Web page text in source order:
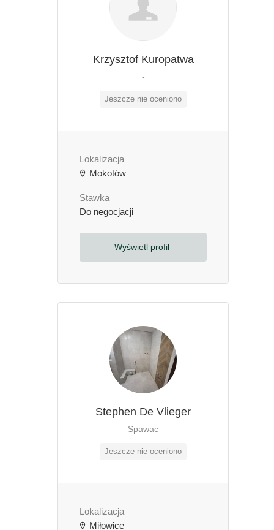
Krzysztof Kuropatwa
-
Jeszcze nie oceniono
Lokalizacja
Mokotów
Stawka
Do negocjacji
Wyświetl profil
Stephen De Vlieger
Spawac
Jeszcze nie oceniono
Lokalizacja
Miłowice